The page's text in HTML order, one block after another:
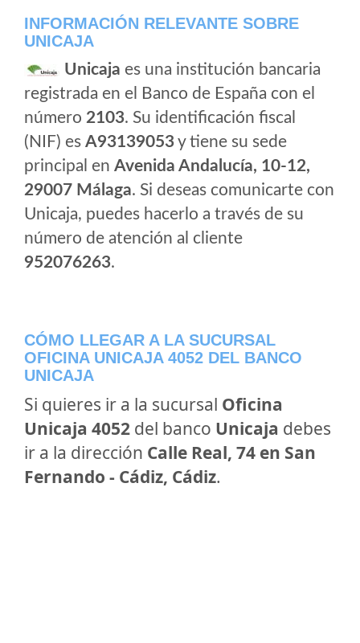
INFORMACIÓN RELEVANTE SOBRE
UNICAJA
Unicaja es una institución bancaria
registrada en el Banco de España con el
número 2103. Su identificación fiscal
(NIF) es A93139053y tiene su sede
principal en Avenida Andalucía, 10-12,
29007 Málaga. Si deseas comunicarte con
Unicaja, puedes hacerlo a través de su
número de atención al cliente
952076263.
CÓMO LLEGAR A LA SUCURSAL
OFICINA UNICAJA 4052 DEL BANCO
UNICAJA
Si quieres ir a la sucursal Oficina
Unicaja 4052 del banco Unicaja debes
ir a la dirección Calle Real, 74 en San
Fernando - Cádiz, Cádiz.